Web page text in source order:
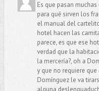
Es que pasan
para qué sirven los
el manual del
hotel hacen las
parece, es que ese
verdad que la
la mercería?, oh a
y que no requiere
Domínguez le va